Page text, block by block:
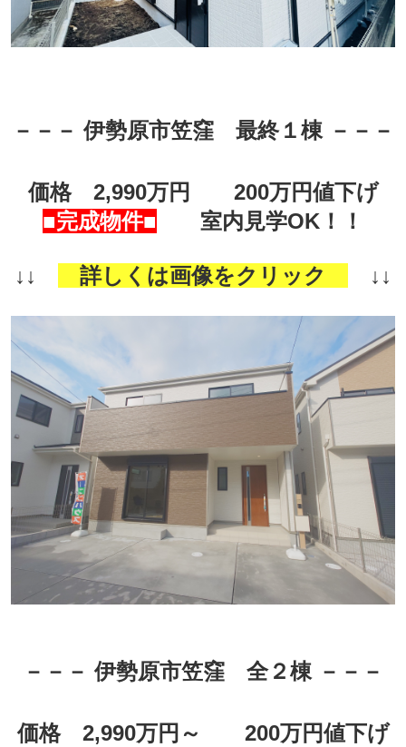
－－－伊勢原市笠窪 最終１棟 －－－
価格 2,990万円 200万円値下げ
■完成物件■ 室内見学OK！！
↓↓ 詳しくは画像をクリック ↓↓
－－－伊勢原市笠窪 全２棟 －－－
価格 2,990万円～ 200万円値下げ